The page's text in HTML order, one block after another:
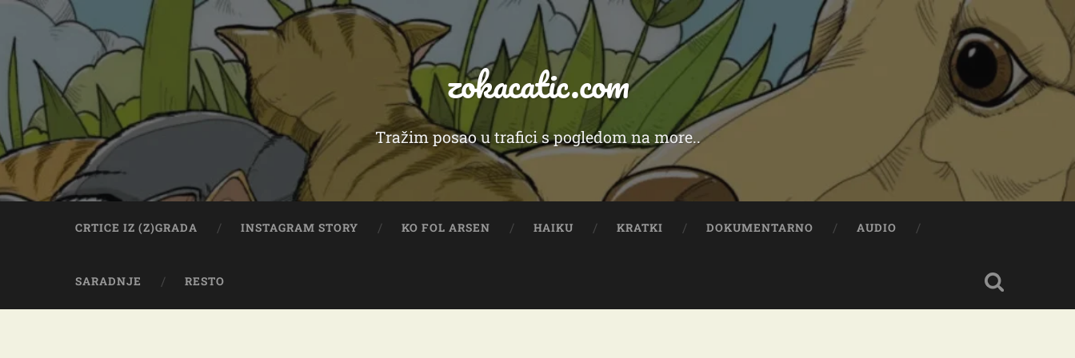
zokacatic.com
Tražim posao u trafici s pogledom na more..
CRTICE IZ (Z)GRADA INSTAGRAM STORY KO FOL ARSEN HAIKU KRATKI DOKUMENTARNO AUDIO
SARADNJE RESTO